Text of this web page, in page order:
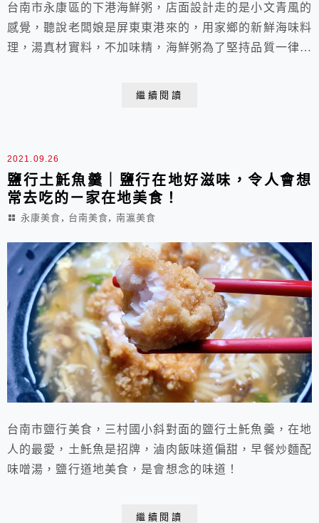
台南市永康區的下港海鮮粥，店面設計走的是小文青風的
感覺，聽說老闆娘是屏東東港來的，用家鄉的新鮮海味料
理，湯真材實料，不加味精，海鮮粥為了堅持品質一律現
繼續閱讀
2021.09.26
鹽行土魠魚羹｜鹽行在地好滋味，令人會想
常去吃的ㄧ家在地美食！
永康美食 , 台南美食, 南瀛美食
台南市鹽行美食，三村國小斜對面的鹽行土魠魚羹，在地
人的最愛，土魠魚是招牌，滷肉飯味道偏甜，早餐炒麵配
味噌湯，鹽行道地美食，是會想念的味道！
繼續閱讀